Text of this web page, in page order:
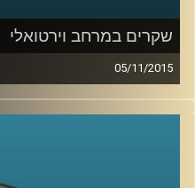
שקרים במרחב וירטואלי
05/11/2015
רגע לפני שהוא עוזב
הוירטואליים. ניהול